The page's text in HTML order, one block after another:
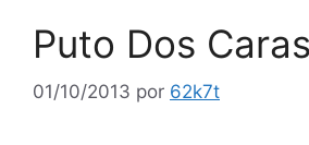
Puto Dos
01/10/2013 por 62k7t